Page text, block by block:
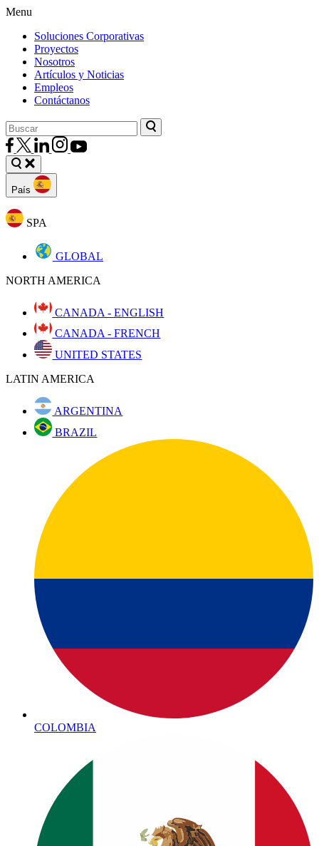
Menu
Soluciones Corporativas
Proyectos
Nosotros
Artículos y Noticias
Empleos
Contáctanos
País
SPA
GLOBAL
NORTH AMERICA
CANADA - ENGLISH
CANADA - FRENCH
UNITED STATES
LATIN AMERICA
ARGENTINA
BRAZIL
COLOMBIA